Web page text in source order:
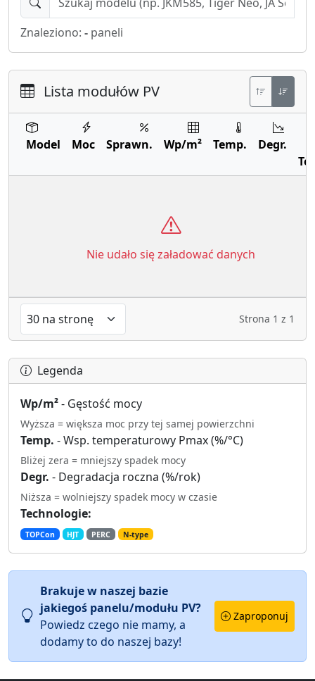
Znaleziono: - paneli
Lista modułów PV
Model Moc Sprawn. Wp/m² Temp.
Degr.
Nie udało się załadować danych
Strona 1 z 1
Legenda
Wp/m²- Gęstość mocy
Wyższa = większa moc przy tej samej powierzchni
Temp. - Wsp. temperaturowy Pmax (%/°C)
Bliżej zera = mniejszy spadek mocy
Degr. - Degradacja roczna (%/rok)
Niższa = wolniejszy spadek mocy w czasie
Technologie:
TOPCon HJT PERC N-type
Brakuje w naszej bazie
jakiegoś panelu/modułu PV?
Powiedz czego nie mamy, a
dodamy to do naszej bazy!
Zaproponuj